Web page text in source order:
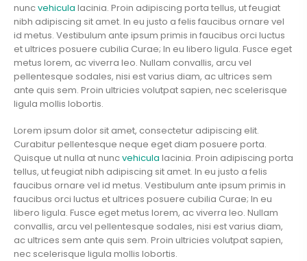
nuncvehicula lacinia. Proin adipiscing porta tellus, ut feugiat
nibh adipiscing sit amet. In eu justo a felis faucibus ornare vel
id metus. Vestibulum ante ipsum primis in faucibus orci luctus
et ultrices posuere cubilia Curae; In eu libero ligula. Fusce eget
metus lorem, ac viverra leo. Nullam convallis, arcu vel
pellentesque sodales, nisi est varius diam, ac ultrices sem
ante quis sem. Proin ultricies volutpat sapien, nec scelerisque
ligula mollis lobortis.
Lorem ipsum dolor sit amet, consectetur adipiscing elit.
Curabitur pellentesque neque eget diam posuere porta.
Quisque ut nulla at nuncvehicula lacinia. Proin adipiscing porta
tellus, ut feugiat nibh adipiscing sit amet. In eu justo a felis
faucibus ornare vel id metus. Vestibulum ante ipsum primis in
faucibus orci luctus et ultrices posuere cubilia Curae; In eu
libero ligula. Fusce eget metus lorem, ac viverra leo. Nullam
convallis, arcu vel pellentesque sodales, nisi est varius diam,
ac ultrices sem ante quis sem. Proin ultricies volutpat sapien,
nec scelerisque ligula mollis lobortis.